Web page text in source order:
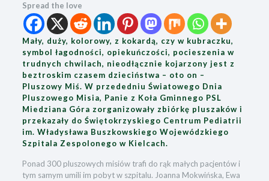
Spread the love
Mały, duży, kolorowy, z kokardą, czy w kubraczku,
symbol łagodności, opiekuńczości, pocieszenia w
trudnych chwilach, nieodłącznie kojarzony jest z
beztroskim czasem dzieciństwa – oto on –
Pluszowy Miś. W przededniu Światowego Dnia
Pluszowego Misia, Panie z Koła Gminnego PSL
Miedziana Góra zorganizowały zbiórkę pluszaków i
przekazały do Świętokrzyskiego Centrum Pediatrii
im. Władysława Buszkowskiego Wojewódzkiego
Szpitala Zespolonego w Kielcach.
Ponad 300 pluszowych misiów trafi do rąk małych pacjentów i
tym samym umili im pobyt w szpitalu. Joanna Mokwińska, Ewa